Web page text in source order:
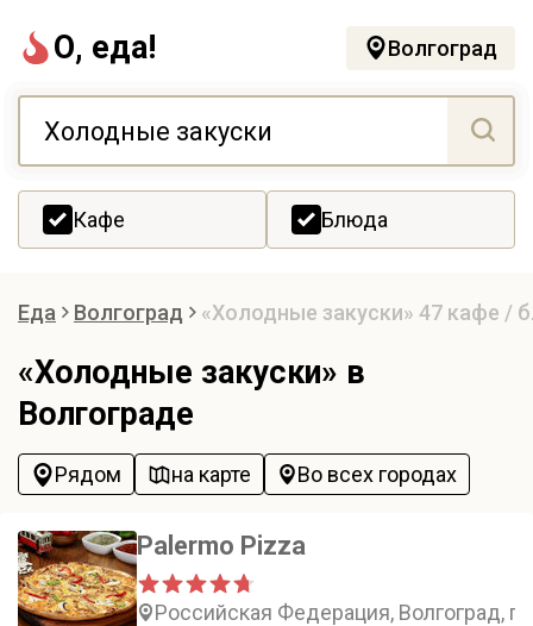
О, еда! Волгоград
Кафе Блюда
Еда Волгоград «Холодные закуски» 47 кафе /
«Холодные закуски» в
Волгограде
Рядом на карте Во всех городах
Palermo Pizza
Российская Федерация, Волгоград,